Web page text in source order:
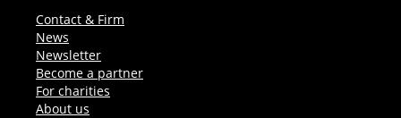
Contact & Firm
News
Newsletter
Become a partner
For charities
About us